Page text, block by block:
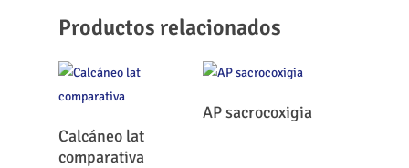
Productos relacionados
Leer Más
Calcáneo lat
comparativa
Leer Más
AP sacrocoxigia